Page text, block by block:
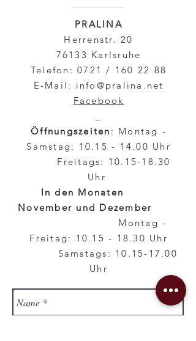
PRALINA
Herrenstr. 20
76133 Karlsruhe
Telefon: 0721 / 160 22 88
E-Mail: info@pralina.net
Facebook
Öffnungszeiten : Montag -
Samstag: 10.15 - 14.00 Uhr
Freitags: 10.15-18.30
Uhr
In den Monaten
November und Dezember
Montag -
Freitag: 10.15 - 18.30 Uhr
Samstags: 10.15-17.00
Uhr